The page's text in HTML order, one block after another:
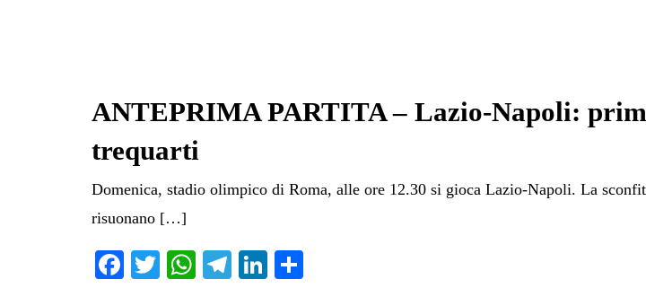
ANTEPRIMA PARTITA – Lazio-Napoli:
trequarti
Domenica, stadio olimpico di Roma, alle ore 12.30 si gioca Lazio-Napoli. La
risuonano […]
Fa T
W
Te
Li